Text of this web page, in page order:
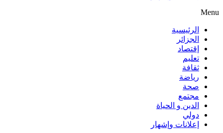
Menu
الرئيسية
الجزائر
إقتصاد
تعليم
ثقافة
رياضة
صحة
مجتمع
الدين و الحياة
دولي
إعلانات وإشهار